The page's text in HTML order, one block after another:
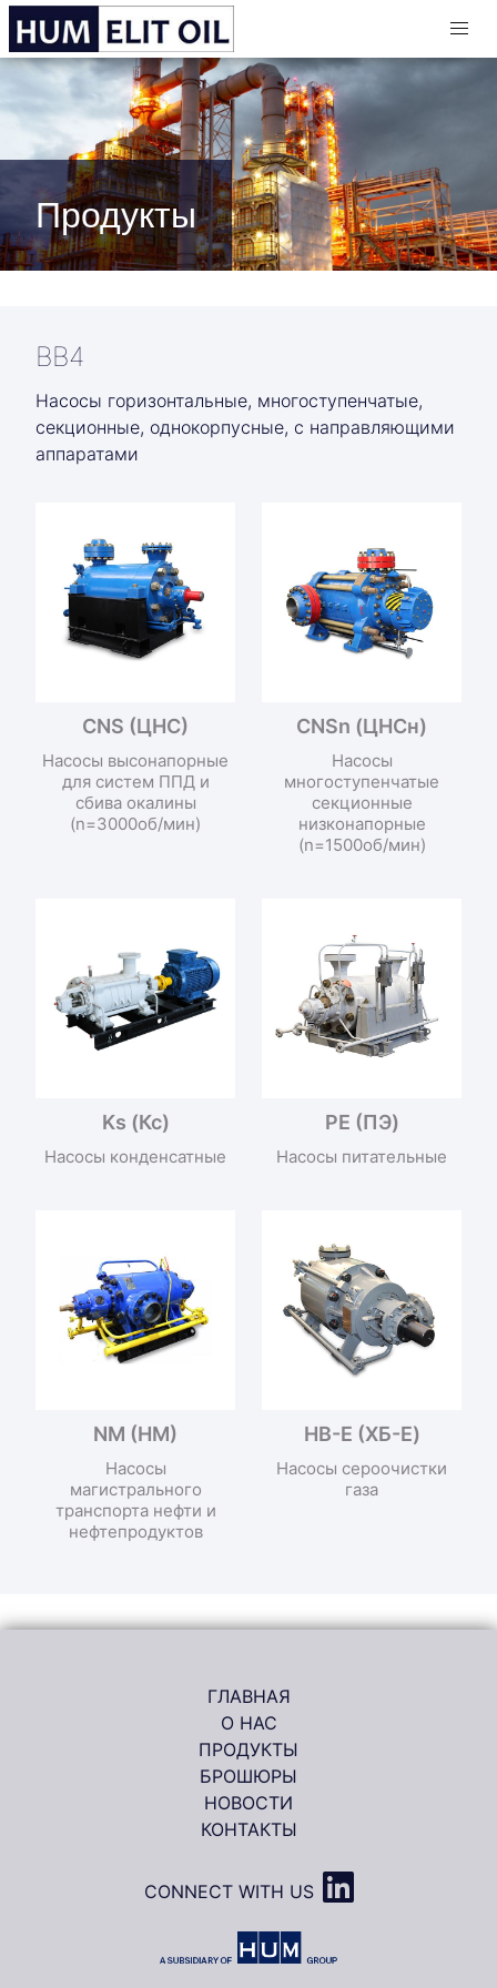
Продукты
BB4
Насосы горизонтальные, многоступенчатые,
секционные, однокорпусные, с направляющими
аппаратами
CNS (ЦНC)
Насосы высонапорные
для систем ППД и
сбива окалины
(n=3000об/мин)
CNSn (ЦНCн)
Насосы
многоступенчатые
секционные
низконапорные
(n=1500об/мин)
Ks (Кс)
Насосы конденсатные
PE (ПЭ)
Насосы питательные
NM (HM)
Насосы
магистрального
транспорта нефти и
нефтепродуктов
HB-E (ХБ-Е)
Насосы сероочистки
газа
ГЛАВНАЯ
О НАС
ПРОДУКТЫ
БРОШЮРЫ
НОВОСТИ
КОНТАКТЫ
CONNECT WITH US